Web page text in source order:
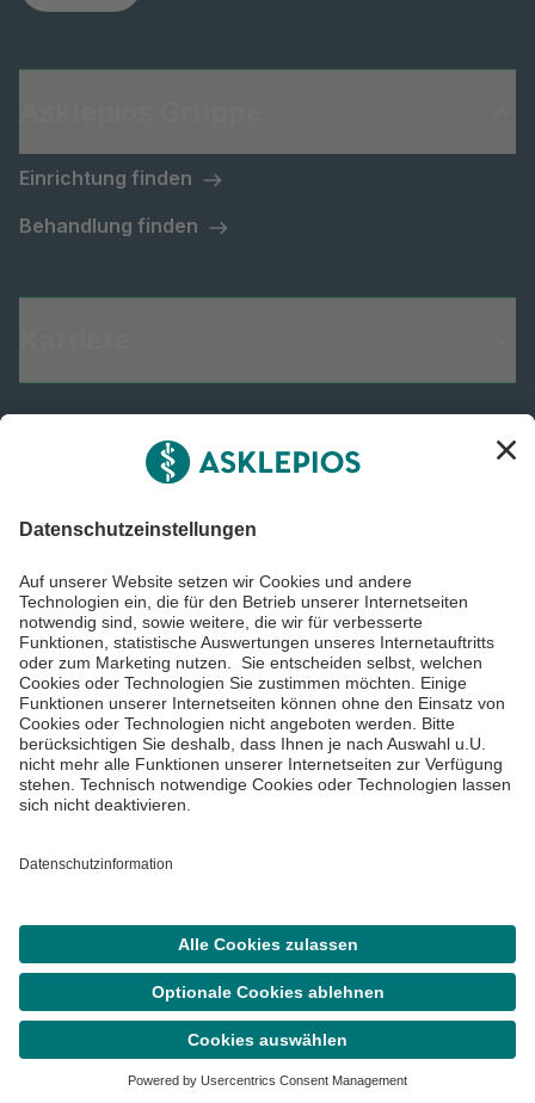
Menü
SucheTermin
Einrichtung finden
Behandlung finden
Informiert bleiben
Impressum
Datenschutzinformationen
Barrierefreiheit
©Asklepios Kliniken GmbH & Co. KGaA 2026